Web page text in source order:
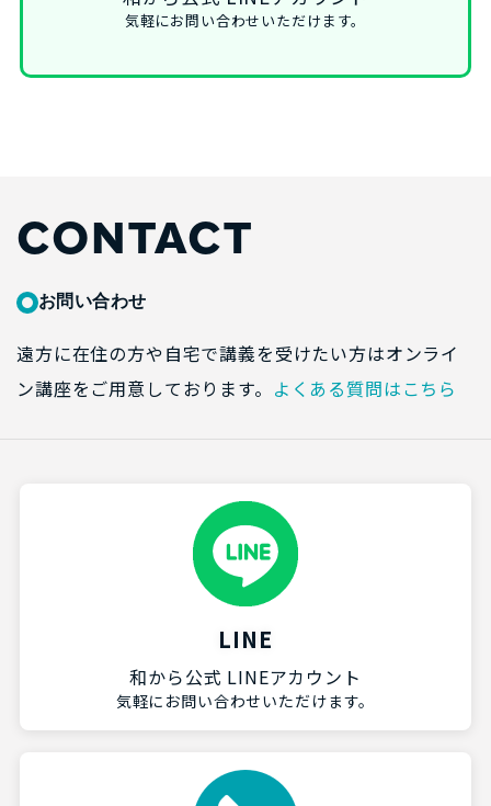
気軽にお問い合わせいただけます。
CONTACT
お問い合わせ
遠方に在住の方や自宅で講義を受けたい方はオンライ
ン講座をご用意しております。 よくある質問はこちら
LINE
和から公式 LINEアカウント
気軽にお問い合わせいただけます。